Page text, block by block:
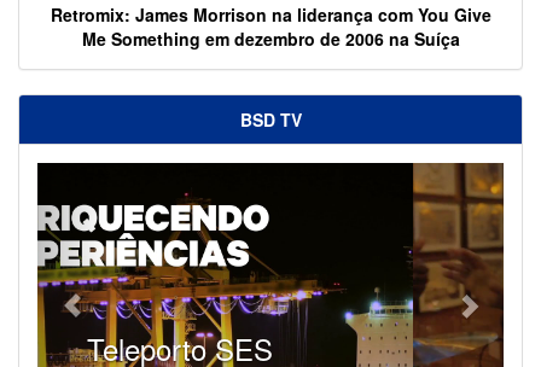
Retromix: James Morrison na liderança com You Give
Me Something em dezembro de 2006 na Suíça
BSD TV
SES - Fornecendo Esportes Ao Vivo